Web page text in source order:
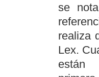
se
realiza
Lex.
están